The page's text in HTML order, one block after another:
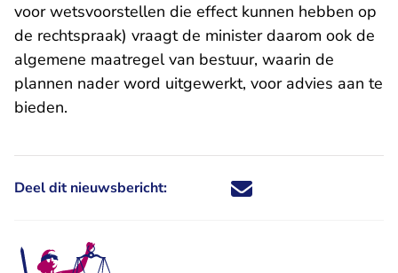
voor wetsvoorstellen die effect kunnen hebben op
de rechtspraak) vraagt de minister daarom ook de
algemene maatregel van bestuur, waarin de
plannen nader word uitgewerkt, voor advies aan te
bieden.
Deel dit nieuwsbericht: Deel dit nieuwsbericht via X -
Deel dit nieuwsbericht via
Deel dit nieuwsbericht
Deel dit